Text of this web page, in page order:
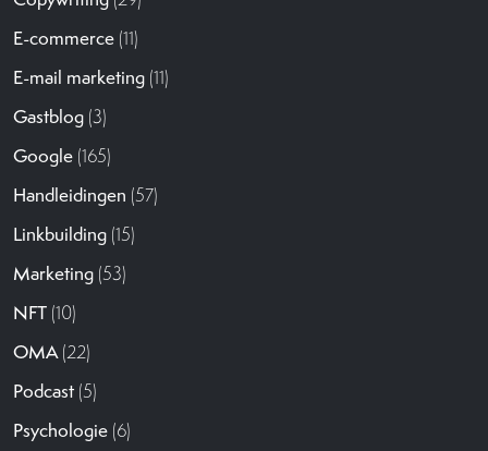
E-commerce (11)
E-mail marketing (11)
Gastblog (3)
Google (165)
Handleidingen (57)
Linkbuilding (15)
Marketing (53)
NFT (10)
OMA(22)
Podcast (5)
Psychologie (6)